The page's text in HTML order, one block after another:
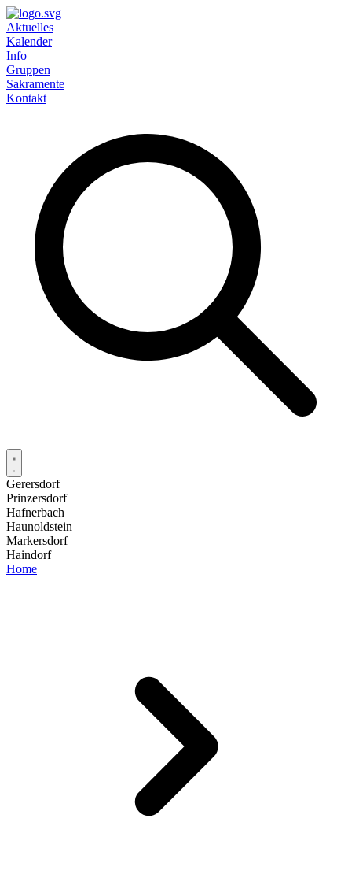
Aktuelles
Kalender
Info
Gruppen
Sakramente
Kontakt
Gerersdorf
Prinzersdorf
Hafnerbach
Haunoldstein
Markersdorf
Haindorf
Home